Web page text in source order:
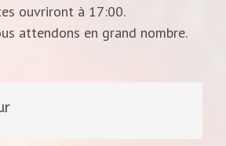
ouvriront à 17:00.
attendons en grand nombre.